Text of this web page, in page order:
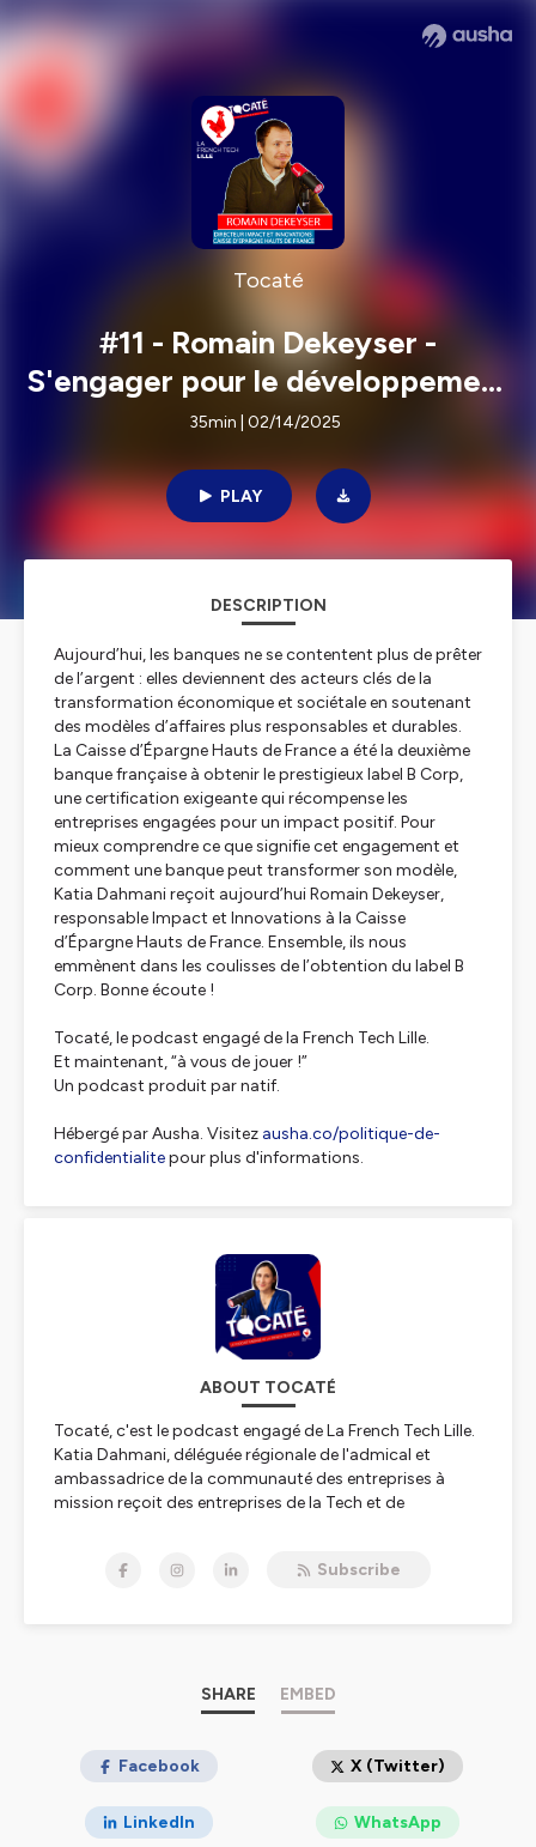
Tocaté
#11 - Romain Dekeyser -
S'engager pour le développement
de son territoire
35min | 02/14/2025
PLAY
DESCRIPTION
Aujourd’hui, les banques ne se contentent plus de prêter
de l’argent : elles deviennent des acteurs clés de la
transformation économique et sociétale en soutenant
des modèles d’affaires plus responsables et durables.
La Caisse d’Épargne Hauts de France a été la deuxième
banque française à obtenir le prestigieux label B Corp,
une certification exigeante qui récompense les
entreprises engagées pour un impact positif. Pour
mieux comprendre ce que signifie cet engagement et
comment une banque peut transformer son modèle,
Katia Dahmani reçoit aujourd’hui Romain Dekeyser,
responsable Impact et Innovations à la Caisse
d’Épargne Hauts de France. Ensemble, ils nous
emmènent dans les coulisses de l’obtention du label B
Corp. Bonne écoute !
Tocaté, le podcast engagé de la French Tech Lille.
Et maintenant, “à vous de jouer !”
Un podcast produit par natif.
Hébergé par Ausha. Visitez ausha.co/politique-de-
confidentialitepour plus d'informations.
ABOUT TOCATÉ
Tocaté, c'est le podcast engagé de La French Tech Lille.
Katia Dahmani, déléguée régionale de l'admical et
ambassadrice de la communauté des entreprises à
mission reçoit des entreprises de la Tech et de
sociaux et environnementaux.
Tocaté, "à vous de jouer", est une invitation à passer à
Un podcast produit par
Hébergé par Ausha. Visitez
ausha.co/politique-de-
confidentialitepour plus d'informations.
Subscribe
SHARE EMBED
Facebook X (Twitter)
LinkedIn WhatsApp